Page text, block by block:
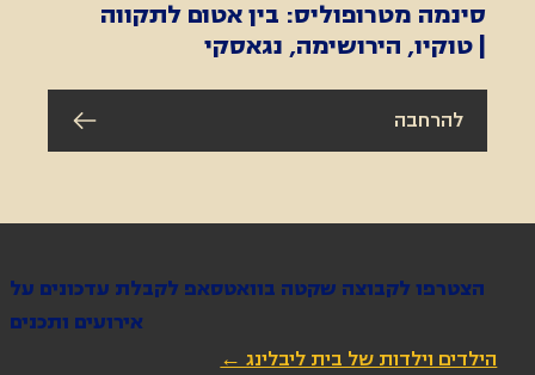
סינמה מטרופוליס: בין אטום לתקווה
| טוקיו, הירושימה, נגאסקי
להרחבה
הצטרפו לקבוצה שקטה בוואטסאפ לקבלת עדכונים על
אירועים ותכנים
הילדים וילדות של בית ליבלינג ←